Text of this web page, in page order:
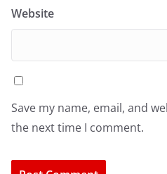
Website
Save my name, email, and
the next time I comment.